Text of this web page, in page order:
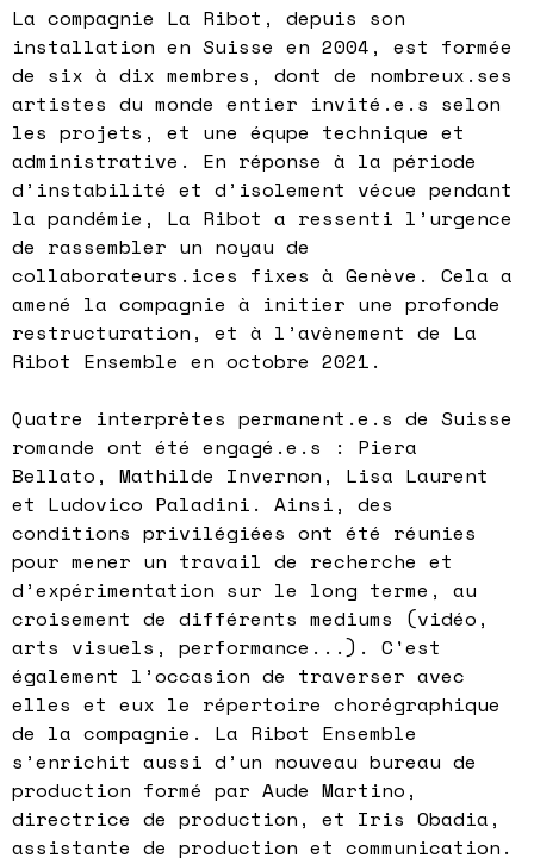
La compagnie La Ribot, depuis son
installation en Suisse en 2004, est formée
de six à dix membres, dont de nombreux.ses
artistes du monde entier invité.e.s selon
les projets, et une équpe technique et
administrative. En réponse à la période
d’instabilité et d’isolement vécue pendant
la pandémie, La Ribot a ressenti l’urgence
de rassembler un noyau de
collaborateurs.ices fixes à Genève. Cela a
amené la compagnie à initier une profonde
restructuration, et à l’avènement de La
Ribot Ensemble en octobre 2021.
Quatre interprètes permanent.e.s de Suisse
romande ont été engagé.e.s : Piera
Bellato, Mathilde Invernon, Lisa Laurent
et Ludovico Paladini. Ainsi, des
conditions privilégiées ont été réunies
pour mener un travail de recherche et
d’expérimentation sur le long terme, au
croisement de différents mediums (vidéo,
arts visuels, performance...). C'est
également l’occasion de traverser avec
elles et eux le répertoire chorégraphique
de la compagnie. La Ribot Ensemble
s’enrichit aussi d’un nouveau bureau de
production formé par Aude Martino,
directrice de production, et Iris Obadia,
assistante de production et communication.